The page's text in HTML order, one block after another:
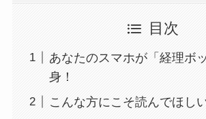
目次
あなたのスマホが「経理ボ
身！
こんな方にこそ読んでほし